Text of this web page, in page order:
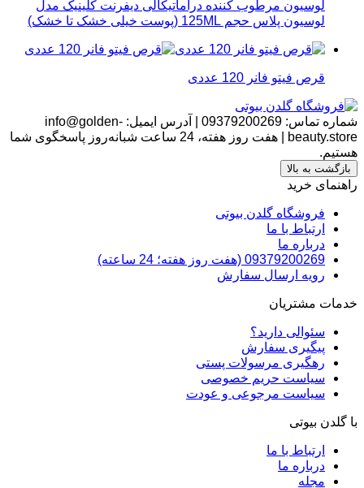
لوسیون مرطوب کننده دراماتیکالی دیفرنت کلینیک مدل
لوسیون پلاس حجم 125ML (پوست خیلی خشک تا خشک)
قرص فیتو فانر 120 عددی
شماره تماس: 09379200269 آدرس ایمیل: info@golden-
beauty.store
هفت روز هفته، 24 ساعت شبانه‌روز پاسخگوی شما
هستیم.
بازگشت به بالا
راهنمای خرید
فروشگاه گلدن بیوتی
ارتباط با ما
درباره ما
09379200269 (هفت روز هفته؛ 24 ساعته)
رویه ارسال سفارش
خدمات مشتریان
سئوالی دارید؟
پیگیری سفارش
رهگیری مرسولات پستی
سیاست حریم خصوصی
سیاست مرجوعی و عودت
با گلدن بیوتی
ارتباط با ما
درباره ما
مجله